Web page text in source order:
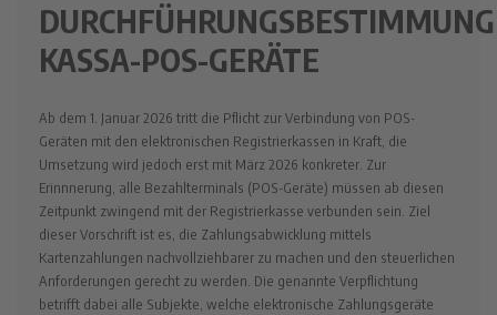
KASSA-POS-GERÄTE
Ab dem 1. Januar 2026 tritt die Pflicht zur Verbindung von POS-
Geräten mit den elektronischen Registrierkassen in Kraft, die
Umsetzung wird jedoch erst mit März 2026 konkreter. Zur
Erinnnerung, alle Bezahlterminals (POS-Geräte) müssen ab diesen
Zeitpunkt zwingend mit der Registrierkasse verbunden sein. Ziel
dieser Vorschrift ist es, die Zahlungsabwicklung mittels
Kartenzahlungen nachvollziehbarer zu machen und den steuerlichen
Anforderungen gerecht zu werden. Die genannte Verpflichtung
betrifft dabei alle Subjekte, welche elektronische Zahlungsgeräte